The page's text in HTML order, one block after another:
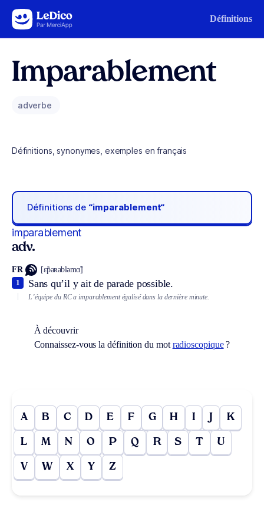
Aller au contenu Définitions
Imparablement
adverbe
Définitions, synonymes, exemples en français
Définitions de “imparablement“
imparablement
adv.
FR [ɛ̃paʀabləmɑ̃]
Sans qu’il y ait de parade possible.
1
L’équipe du RC a imparablement égalisé dans la dernière minute.
À découvrir
Connaissez-vous la définition du mot radioscopique?
A B C D E F G H I J K
L M N O P Q R S T U
V W X Y Z